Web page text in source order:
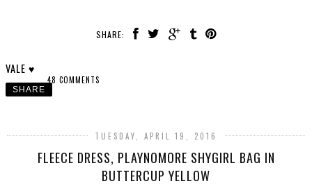
SHARE:
VALE ♥
48 COMMENTS
SHARE
TUESDAY, APRIL 19, 2016
FLEECE DRESS, PLAYNOMORE SHYGIRL BAG IN
BUTTERCUP YELLOW